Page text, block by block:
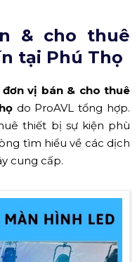
& cho thuê
tại Phú Thọ
vị bán & cho thuê
do ProAVL tổng hợp.
thiết bị sự kiện phù
tìm hiểu về các dịch
cung cấp.